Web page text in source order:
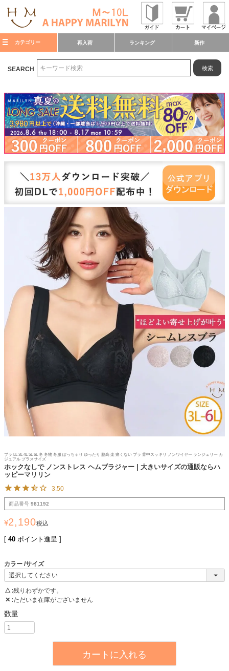
カテゴリー 再入荷 ランキング 新作
SEARCH 検索
ブラ LL 3L 4L 5L 6L 冬 冬物 冬服 ぽっちゃり ゆったり 脇高 楽 痛くない ブラ 背中スッキリ ノンワイヤー ランジェリー カ
ジュアル プラスサイズ
ホックなしで ノンストレス ヘムブラジャー | 大きいサイズの通販ならハ
ッピーマリリン
3.50
商品番号 981192
¥2,190税込
[ 40 ポイント進呈 ]
カラー サイズ
△ 残りわずかです。
✕ ただいま在庫がございません
カートに入れる